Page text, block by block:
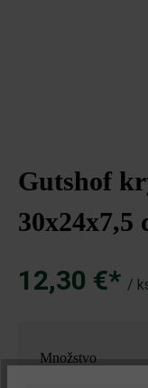
Gutshof
30x24x7,5
12,30 €* /
Množstvo